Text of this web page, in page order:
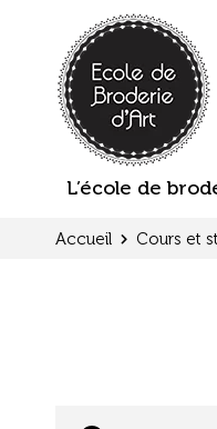
L’école de
Accueil Cours et
Panneau de gestion